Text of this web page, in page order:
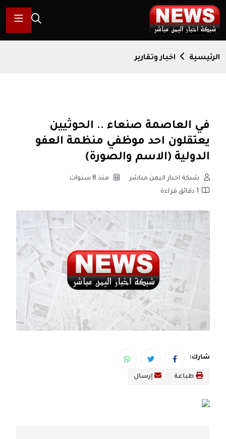
الرئيسية اخبار وتقارير
في العاصمة صنعاء .. الحوثيين
يعتقلون احد موظفي منظمة العفو
الدولية (الاسم والصورة)
شبكة اخبار اليمن مباشر
منذ 8 سنوات
1 دقائق قراءة
شارك:
طباعة إرسال